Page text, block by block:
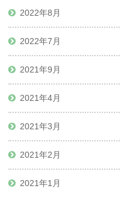
2022年8月
2022年7月
2021年9月
2021年4月
2021年3月
2021年2月
2021年1月